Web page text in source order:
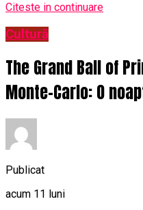
Citeste in continuare
Cultură
The Grand Ball of
Monte-Carlo: O
Publicat
acum 11 luni